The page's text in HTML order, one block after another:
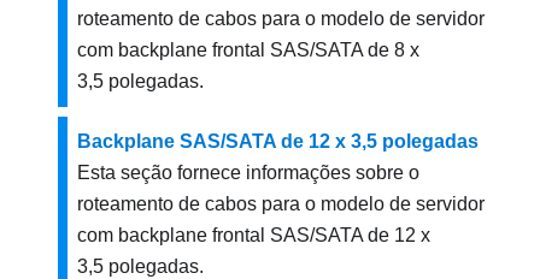
roteamento de cabos para o modelo de servidor
com backplane frontal SAS/SATA de 8 x
3,5 polegadas.
Backplane SAS/SATA de 12 x 3,5 polegadas
Esta seção fornece informações sobre o
roteamento de cabos para o modelo de servidor
com backplane frontal SAS/SATA de 12 x
3,5 polegadas.